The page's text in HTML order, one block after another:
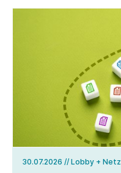
30.07.2026 // Lobby +